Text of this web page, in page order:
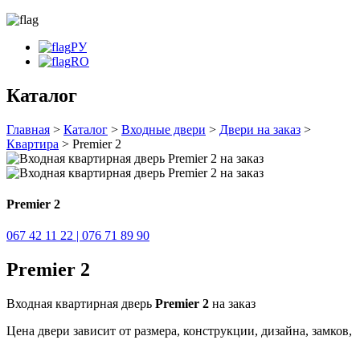
РУ
RO
Каталог
Главная > Каталог > Входные двери > Двери на заказ >
Квартира > Premier 2
Premier 2
067 42 11 22 | 076 71 89 90
Premier 2
Входная квартирная дверь Premier 2 на заказ
Цена двери зависит от размера, конструкции, дизайна, замков,